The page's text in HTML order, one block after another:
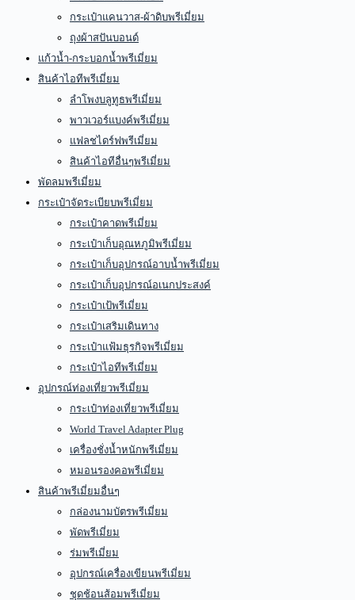
กระเป๋าแคนวาส-ผ้าดิบพรีเมี่ยม
ถุงผ้าสปันบอนด์
แก้วน้ำ-กระบอกน้ำพรีเมี่ยม
สินค้าไอทีพรีเมี่ยม
ลำโพงบลูทูธพรีเมี่ยม
พาวเวอร์แบงค์พรีเมี่ยม
แฟลชไดร์ฟพรีเมี่ยม
สินค้าไอทีอื่นๆพรีเมี่ยม
พัดลมพรีเมี่ยม
กระเป๋าจัดระเบียบพรีเมี่ยม
กระเป๋าคาดพรีเมี่ยม
กระเป๋าเก็บอุณหภูมิพรีเมี่ยม
กระเป๋าเก็บอุปกรณ์อาบน้ำพรีเมี่ยม
กระเป๋าเก็บอุปกรณ์อเนกประสงค์
กระเป๋าเป้พรีเมี่ยม
กระเป๋าเสริมเดินทาง
กระเป๋าแฟ้มธุรกิจพรีเมี่ยม
กระเป๋าไอทีพรีเมี่ยม
อุปกรณ์ท่องเที่ยวพรีเมี่ยม
กระเป๋าท่องเที่ยวพรีเมี่ยม
World Travel Adapter Plug
เครื่องชั่งน้ำหนักพรีเมี่ยม
หมอนรองคอพรีเมี่ยม
สินค้าพรีเมี่ยมอื่นๆ
กล่องนามบัตรพรีเมี่ยม
พัดพรีเมี่ยม
ร่มพรีเมี่ยม
อุปกรณ์เครื่องเขียนพรีเมี่ยม
ชุดช้อนส้อมพรีเมี่ยม